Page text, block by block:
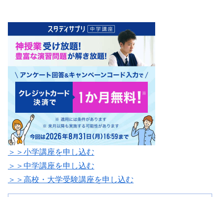
＞＞小学講座を申し込む
＞＞中学講座を申し込む
＞＞高校・大学受験講座を申し込む